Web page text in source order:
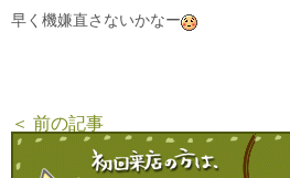
早く機嫌直さないかなー
＜ 前の記事